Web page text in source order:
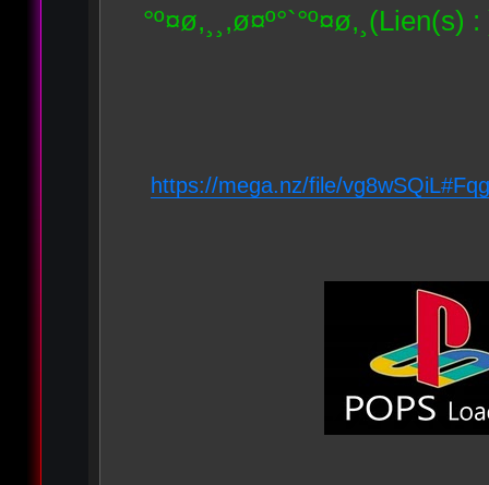
°º¤ø,¸¸,ø¤º°`°º¤ø,¸(Lien(s) :
https://mega.nz/file/